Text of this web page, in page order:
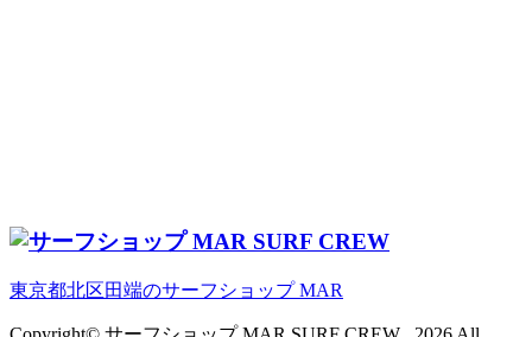
東京都北区田端のサーフショップ MAR